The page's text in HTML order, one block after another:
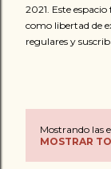
2021. Este
como libertad de
regulares y
Mostrando las
MOSTRAR